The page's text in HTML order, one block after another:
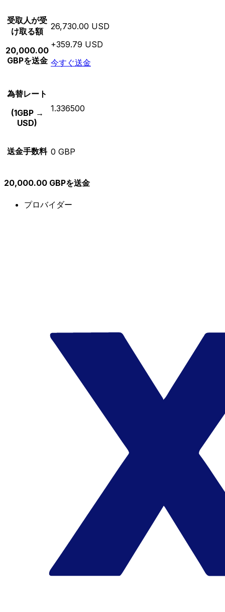
受取人が受
け取る額
20,000.00
GBPを送金
26,730.00 USD
+359.79 USD
今すぐ送金
為替レート
(1GBP →
USD)
1.336500
送金手数料 0 GBP
20,000.00 GBPを送金
プロバイダー